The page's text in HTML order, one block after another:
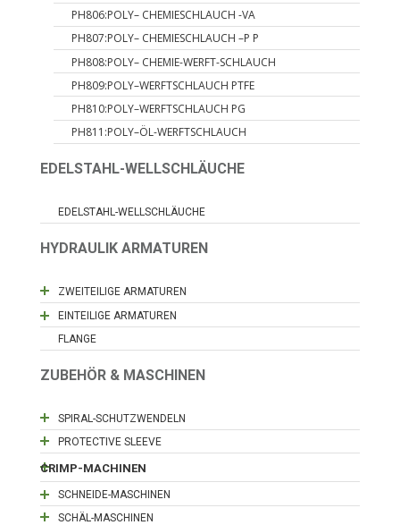
PH806:POLY– CHEMIESCHLAUCH -VA
PH807:POLY– CHEMIESCHLAUCH –P P
PH808:POLY– CHEMIE-WERFT-SCHLAUCH
PH809:POLY–WERFTSCHLAUCH PTFE
PH810:POLY–WERFTSCHLAUCH PG
PH811:POLY–ÖL-WERFTSCHLAUCH
EDELSTAHL-WELLSCHLÄUCHE
EDELSTAHL-WELLSCHLÄUCHE
HYDRAULIK ARMATUREN
ZWEITEILIGE ARMATUREN
EINTEILIGE ARMATUREN
FLANGE
ZUBEHÖR & MASCHINEN
SPIRAL-SCHUTZWENDELN
PROTECTIVE SLEEVE
CRIMP-MACHINEN
SCHNEIDE-MASCHINEN
SCHÄL-MASCHINEN